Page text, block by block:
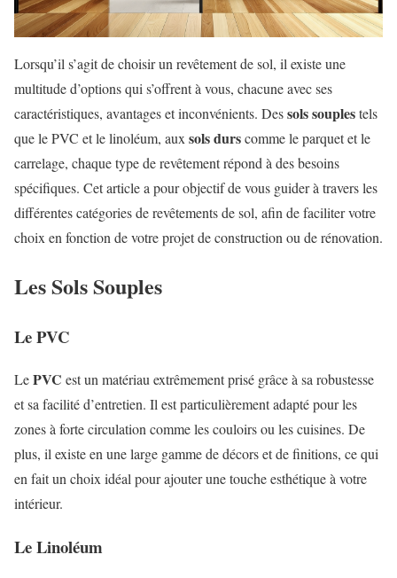
Lorsqu’il s’agit de choisir un revêtement de sol, il existe une
multitude d’options qui s’offrent à vous, chacune avec ses
caractéristiques, avantages et inconvénients. Dessols souplestels
que le PVC et le linoléum, aux sols durscomme le parquet et le
carrelage, chaque type de revêtement répond à des besoins
spécifiques. Cet article a pour objectif de vous guider à travers les
différentes catégories de revêtements de sol, afin de faciliter votre
choix en fonction de votre projet de construction ou de rénovation.
Les Sols Souples
Le PVC
LePVC est un matériau extrêmement prisé grâce à sa robustesse
et sa facilité d’entretien. Il est particulièrement adapté pour les
zones à forte circulation comme les couloirs ou les cuisines. De
plus, il existe en une large gamme de décors et de finitions, ce qui
en fait un choix idéal pour ajouter une touche esthétique à votre
intérieur.
Le Linoléum